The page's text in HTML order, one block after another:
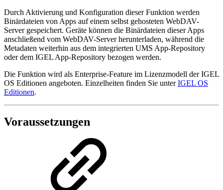
Durch Aktivierung und Konfiguration dieser Funktion werden
Binärdateien von Apps auf einem selbst gehosteten WebDAV-
Server gespeichert. Geräte können die Binärdateien dieser Apps
anschließend vom WebDAV-Server herunterladen, während die
Metadaten weiterhin aus dem integrierten UMS App-Repository
oder dem IGEL App-Repository bezogen werden.
Die Funktion wird als Enterprise-Feature im Lizenzmodell der IGEL
OS Editionen angeboten. Einzelheiten finden Sie unterIGEL OS
Editionen.
Voraussetzungen